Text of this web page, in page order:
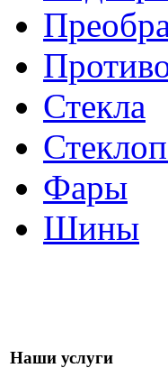
Стекла
Фары
Шины
Наши услуги